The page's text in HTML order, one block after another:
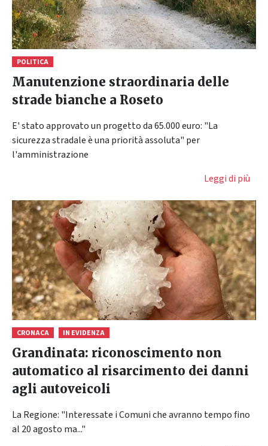
POLITICA
Manutenzione straordinaria delle
strade bianche a Roseto
E' stato approvato un progetto da 65.000 euro: "La
sicurezza stradale è una priorità assoluta" per
l'amministrazione
Leggi di più
CRONACA IN EVIDENZA
Grandinata: riconoscimento non
automatico al risarcimento dei danni
agli autoveicoli
La Regione: "Interessate i Comuni che avranno tempo fino
al 20 agosto ma..."